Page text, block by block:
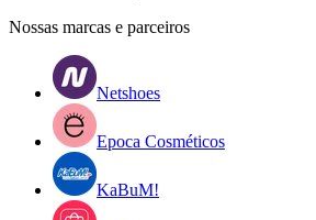
Nossas marcas e parceiros
Netshoes
Epoca Cosméticos
KaBuM!